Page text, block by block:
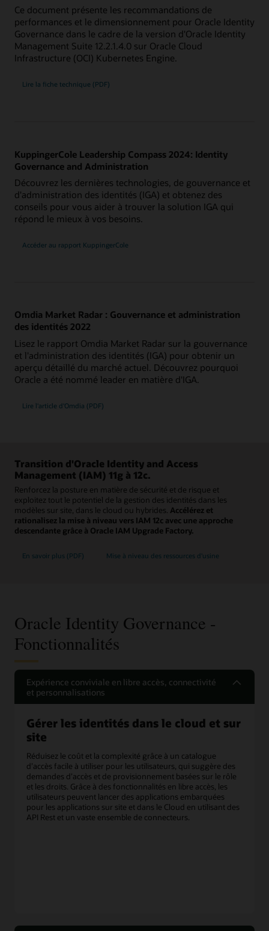
Ce document présente les recommandations de
performances et le dimensionnement pour Oracle Identity
Governance dans le cadre de la version d'Oracle Identity
Management Suite 12.2.1.4.0 sur Oracle Cloud
Infrastructure (OCI) Kubernetes Engine.
Lire la fiche technique (PDF)
KuppingerCole Leadership Compass 2024: Identity
Governance and Administration
Découvrez les dernières technologies, de gouvernance et
d'administration des identités (IGA) et obtenez des
conseils pour vous aider à trouver la solution IGA qui
répond le mieux à vos besoins.
Accéder au rapport KuppingerCole
Omdia Market Radar : Gouvernance et administration
des identités 2022
Lisez le rapport Omdia Market Radar sur la gouvernance
et l'administration des identités (IGA) pour obtenir un
aperçu détaillé du marché actuel. Découvrez pourquoi
Oracle a été nommé leader en matière d'IGA.
Lire l'article d'Omdia (PDF)
Transition d'Oracle Identity and Access
Management (IAM) 11g à 12c.
Renforcez la posture en matière de sécurité et de risque et
exploitez tout le potentiel de la gestion des identités dans les
modèles sur site, dans le cloud ou hybrides. Accélérez et
rationalisez la mise à niveau vers IAM 12c avec une approche
descendante grâce à Oracle IAM Upgrade Factory.
En savoir plus (PDF) Mise à niveau des ressources d'usine
Oracle Identity Governance -
Fonctionnalités
Expérience conviviale en libre accès, connectivité
et personnalisations
Gérer les identités dans le cloud et sur
site
Réduisez le coût et la complexité grâce à un catalogue
d’accès facile à utiliser pour les utilisateurs, qui suggère des
demandes d’accès et de provisionnement basées sur le rôle
et les droits. Grâce à des fonctionnalités en libre accès, les
utilisateurs peuvent lancer des applications embarquées
pour les applications sur site et dans le Cloud en utilisant des
API Rest et un vaste ensemble de connecteurs.